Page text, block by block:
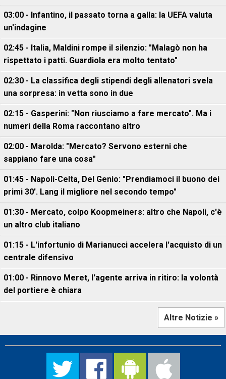
03:00 - Infantino, il passato torna a galla: la UEFA valuta
un'indagine
02:45 - Italia, Maldini rompe il silenzio: "Malagò non ha
rispettato i patti. Guardiola era molto tentato"
02:30 - La classifica degli stipendi degli allenatori svela
una sorpresa: in vetta sono in due
02:15 - Gasperini: "Non riusciamo a fare mercato". Ma i
numeri della Roma raccontano altro
02:00 - Marolda: "Mercato? Servono esterni che
sappiano fare una cosa"
01:45 - Napoli-Celta, Del Genio: "Prendiamoci il buono dei
primi 30'. Lang il migliore nel secondo tempo"
01:30 - Mercato, colpo Koopmeiners: altro che Napoli, c'è
un altro club italiano
01:15 - L'infortunio di Marianucci accelera l'acquisto di un
centrale difensivo
01:00 - Rinnovo Meret, l'agente arriva in ritiro: la volontà
del portiere è chiara
Altre Notizie »